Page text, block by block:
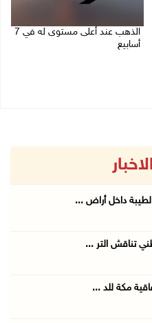
الذهب عند أعلى مستوى له في 7
أسابيع
تناقش التر ...
مكة للد ...